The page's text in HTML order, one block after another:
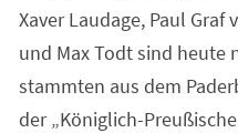
Xaver Laudage, Paul
und Max Todt sind heute
stammten aus dem
der „Königlich-